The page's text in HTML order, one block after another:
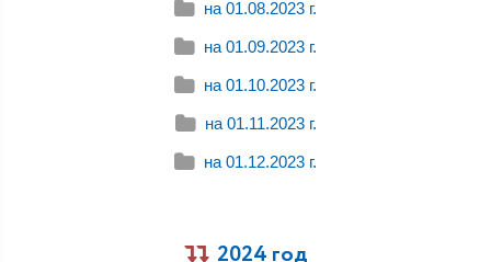
на 01.08.2023 г.
на 01.09.2023 г.
на 01.10.2023 г.
на 01.11.2023 г.
на 01.12.2023 г.
2024 год